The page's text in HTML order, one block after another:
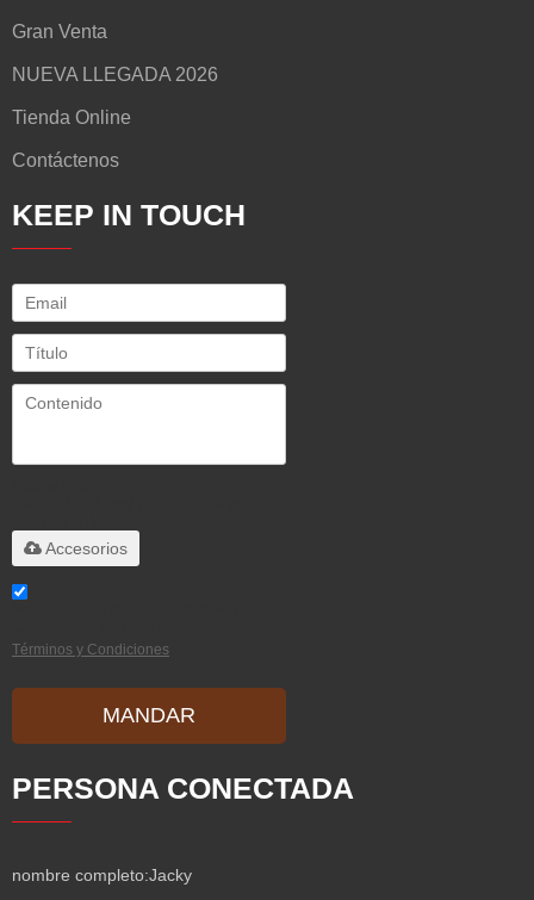
Gran Venta
NUEVA LLEGADA 2026
Tienda Online
Contáctenos
KEEP IN TOUCH
Accesorios
Términos y Condiciones
MANDAR
PERSONA CONECTADA
nombre completo:Jacky